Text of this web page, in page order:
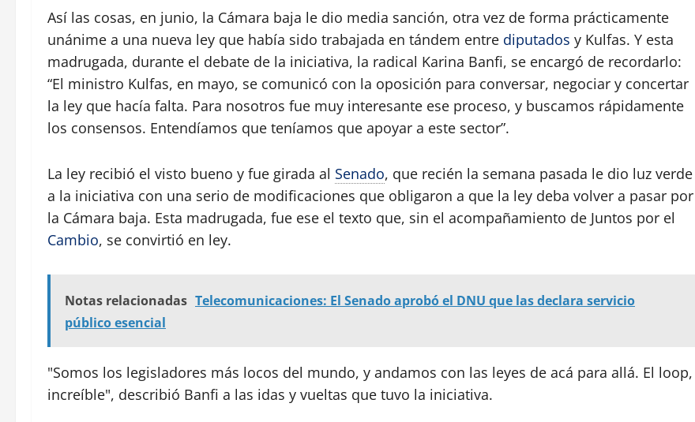
Así las cosas, en junio, la Cámara baja le dio media sanción, otra vez de forma prácticamente
unánime a una nueva ley que había sido trabajada en tándem entre diputados y Kulfas. Y esta
madrugada, durante el debate de la iniciativa, la radical Karina Banfi, se encargó de recordarlo:
“El ministro Kulfas, en mayo, se comunicó con la oposición para conversar, negociar y concertar
la ley que hacía falta. Para nosotros fue muy interesante ese proceso, y buscamos rápidamente
los consensos. Entendíamos que teníamos que apoyar a este sector”.
La ley recibió el visto bueno y fue girada al Senado, que recién la semana pasada le dio luz verde
a la iniciativa con una serio de modificaciones que obligaron a que la ley deba volver a pasar por
la Cámara baja. Esta madrugada, fue ese el texto que, sin el acompañamiento de Juntos por el
Cambio, se convirtió en ley.
Notas relacionadas Telecomunicaciones: El Senado aprobó el DNU que las declara servicio
público esencial
"Somos los legisladores más locos del mundo, y andamos con las leyes de acá para allá. El loop,
increíble", describió Banfi a las idas y vueltas que tuvo la iniciativa.